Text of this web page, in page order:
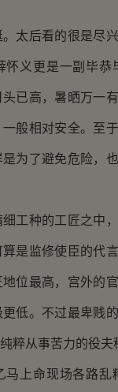
太后看的很是尽
怀义更是一副毕
已高，暑晒万一
般相对安全。至
为了避免危险，
工种的工匠之中
是监修使臣的代
位最高，宫外的
低。不过最卑贱
粹从事苦力的役夫
马上命现场各路